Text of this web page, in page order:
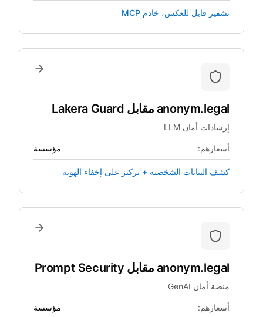
تشفير قابل للعكس، خادم MCP
anonym.legal مقابل Lakera Guard
إرشادات أمان LLM
أسعارهم: مؤسسة
كشف البيانات الشخصية + تركيز على إخفاء الهوية
anonym.legal مقابل Prompt Security
منصة أمان GenAI
أسعارهم: مؤسسة